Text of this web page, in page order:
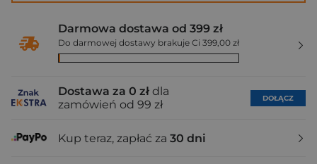
Darmowa dostawa od 399 zł
Do darmowej dostawy brakuje Ci 399,00 zł
Dostawa za 0 zł dla
zamówień od 99 zł
DOŁĄCZ
Kup teraz, zapłać za 30 dni